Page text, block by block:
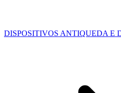
DISPOSITIVOS ANTIQUEDA E